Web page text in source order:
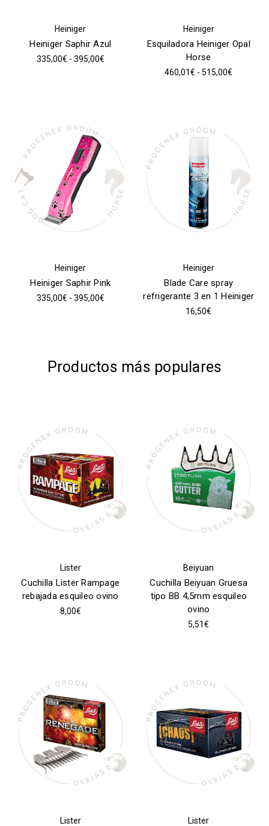
Heiniger
Heiniger Saphir Azul
335,00€ - 395,00€
Heiniger
Esquiladora Heiniger Opal
Horse
460,01€ - 515,00€
Heiniger
Heiniger Saphir Pink
335,00€ - 395,00€
Heiniger
Blade Care spray
refrigerante 3 en 1 Heiniger
16,50€
Productos más populares
Lister
Cuchilla Lister Rampage
rebajada esquileo ovino
8,00€
Beiyuan
Cuchilla Beiyuan Gruesa
tipo BB 4,5mm esquileo
ovino
5,51€
Lister Lister